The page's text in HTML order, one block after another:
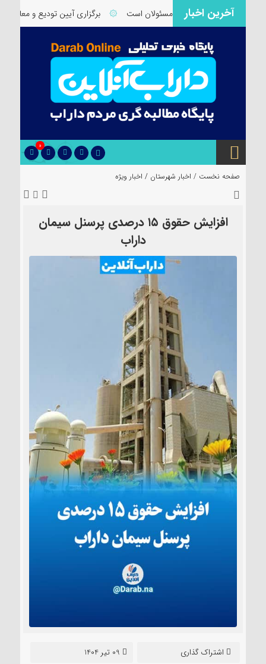
آخرین اخبار
نیازمند توجه ویژه مسئولان است ۞ برگزاری آیین تودیع و معارفه
0
صفحه نخست / اخبار شهرستان / اخبار ویژه
افزایش حقوق ۱۵ درصدی پرسنل سیمان
داراب
اشتراک گذاری